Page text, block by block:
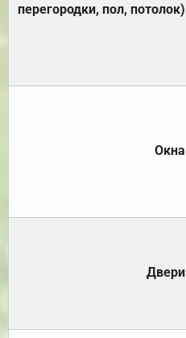
перегородки, пол, потолок)
Окна
Двери